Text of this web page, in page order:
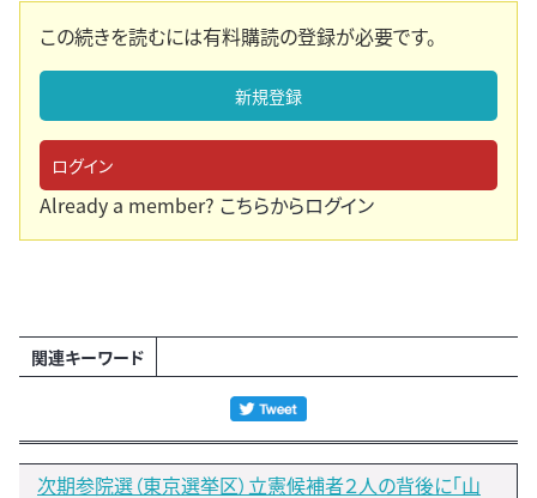
この続きを読むには有料購読の登録が必要です。
新規登録
ログイン
Already a member? こちらからログイン
関連キーワード
次期参院選（東京選挙区）立憲候補者２人の背後に「山